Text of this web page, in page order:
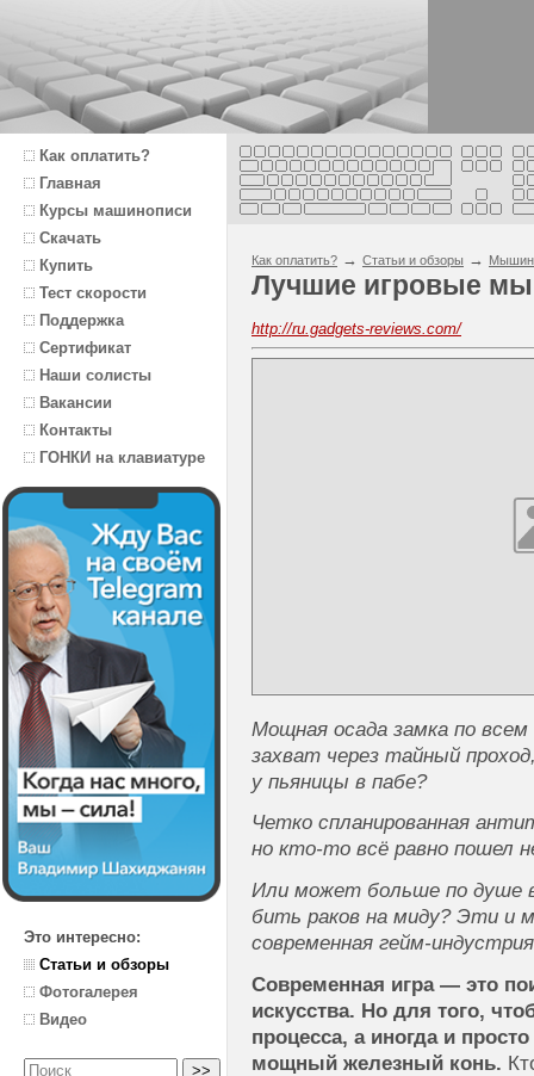
Как оплатить?
Главная
Курсы машинописи
Скачать
Купить
Тест скорости
Поддержка
Сертификат
Наши солисты
Вакансии
Контакты
ГОНКИ на клавиатуре
Это интересно:
Статьи и обзоры
Фотогалерея
Видео
Как оплатить? → Статьи и обзоры →
Лучшие игровые
http://ru.gadgets-reviews.com/
Мощная осада замка по
захват через тайный
у пьяницы в пабе?
Четко спланированная
но кто-то всё равно пошел
Или может больше по душе
бить раков на миду? Эти и
современная гейм-
Современная игра — это
искусства. Но для того,
процесса, а иногда и
мощный железный конь.